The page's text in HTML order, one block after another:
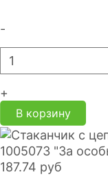
-
+
В корзину
1005073 "За
187.74 руб